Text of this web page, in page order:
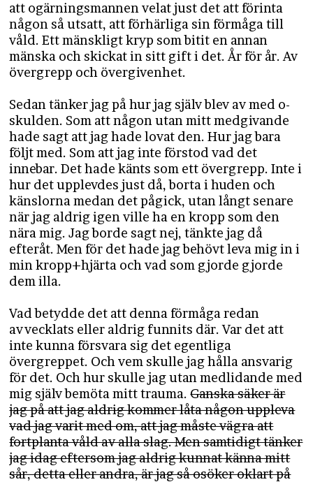
att ogärningsmannen velat just det att förinta
någon så utsatt, att förhärliga sin förmåga till
våld. Ett mänskligt kryp som bitit en annan
mänska och skickat in sitt gift i det. År för år. Av
övergrepp och övergivenhet.
Sedan tänker jag på hur jag själv blev av med o-
skulden. Som att någon utan mitt medgivande
hade sagt att jag hade lovat den. Hur jag bara
följt med. Som att jag inte förstod vad det
innebar. Det hade känts som ett övergrepp. Inte i
hur det upplevdes just då, borta i huden och
känslorna medan det pågick, utan långt senare
när jag aldrig igen ville ha en kropp som den
nära mig. Jag borde sagt nej, tänkte jag då
efteråt. Men för det hade jag behövt leva mig in i
min kropp+hjärta och vad som gjorde gjorde
dem illa.
Vad betydde det att denna förmåga redan
avvecklats eller aldrig funnits där. Var det att
inte kunna försvara sig det egentliga
övergreppet. Och vem skulle jag hålla ansvarig
för det. Och hur skulle jag utan medlidande med
mig själv bemöta mitt trauma.Ganska säker är
jag på att jag aldrig kommer låta någon uppleva
vad jag varit med om, att jag måste vägra att
fortplanta våld av alla slag. Men samtidigt tänker
jag idag eftersom jag aldrig kunnat känna mitt
sår, detta eller andra, är jag så osöker oklart på